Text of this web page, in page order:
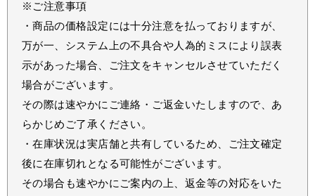
※ご注意事項
・商品の価格設定には十分注意を払っておりますが、
万が一、システム上の不具合や人為的ミスにより誤表
示があった場合、ご注文をキャンセルさせていただく
場合がございます。
その際は速やかにご連絡・ご返金いたしますので、あ
らかじめご了承ください。
・在庫状況は実店舗と共有しているため、ご注文確定
後に在庫切れとなる可能性がございます。
その場合も速やかにご案内の上、返金等の対応をいた